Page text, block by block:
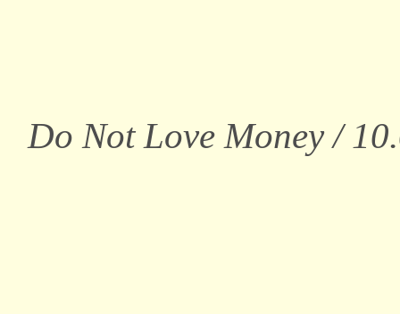
Do Not Love Money /